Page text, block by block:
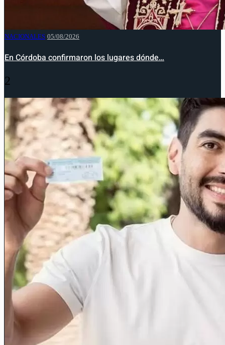
NACIONALES 05/08/2026
En Córdoba confirmaron los lugares dónde…
2